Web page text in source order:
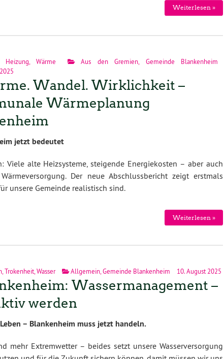
Weiterlesen »
Heizung ,Wärme Aus den Gremien
Gemeinde Blankenheim
Wandel. Wirklichkeit –
Wärmeplanung
jetzt bedeutet
alte Heizsysteme, steigende Energiekosten – aber auch
Der neue Abschlussbericht zeigt erstmals
unsere Gemeinde realistisch sind.
Weiterlesen »
,Trokenheit,Wasser Allgemein,Gemeinde Blankenheim 10. August 2025
Wassermanagement –
werden
– Blankenheim muss jetzt handeln.
mehr Extremwetter – beides setzt unsere Wasserversorgung